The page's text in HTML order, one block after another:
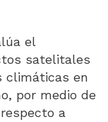
el
satelitales
climáticas en
por medio de
a